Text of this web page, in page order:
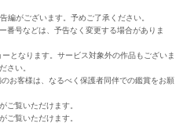
がございます。予めご了承ください。
番号などは、予告なく変更する場合がありま
となります。サービス対象外の作品もございま
さい。
お客様は、なるべく保護者同伴での鑑賞をお願
ご覧いただけます。
ご覧いただけます。